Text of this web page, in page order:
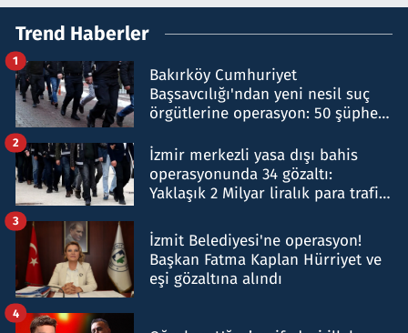
Trend Haberler
Bakırköy Cumhuriyet
Başsavcılığı'ndan yeni nesil suç
örgütlerine operasyon: 50 şüpheli
1
İzmir merkezli yasa dışı bahis
operasyonunda 34 gözaltı:
Yaklaşık 2 Milyar liralık para trafiği
2
İzmit Belediyesi'ne operasyon!
Başkan Fatma Kaplan Hürriyet ve
eşi gözaltına alındı
3
4